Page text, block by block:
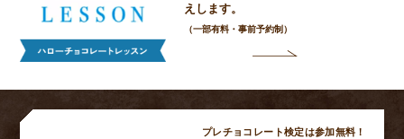
えします。
（一部有料・事前予約制）
プレチョコレート検定は参加無料！